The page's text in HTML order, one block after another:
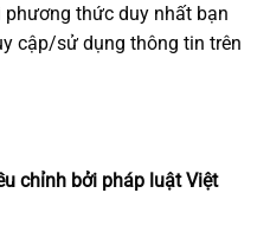
thức duy nhất bạn
cập/sử dụng thông tin trên
chỉnh bởi pháp luật Việt